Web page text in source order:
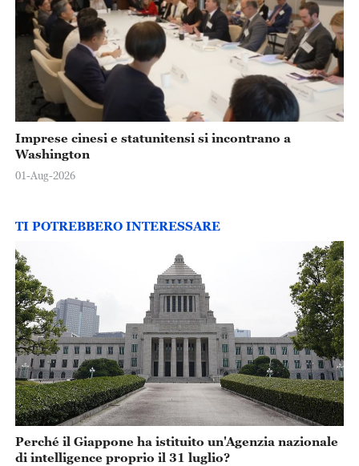
Imprese cinesi e statunitensi si incontrano a
Washington
01-Aug-2026
TI POTREBBERO INTERESSARE
Perché il Giappone ha istituito un'Agenzia nazionale
di intelligence proprio il 31 luglio?